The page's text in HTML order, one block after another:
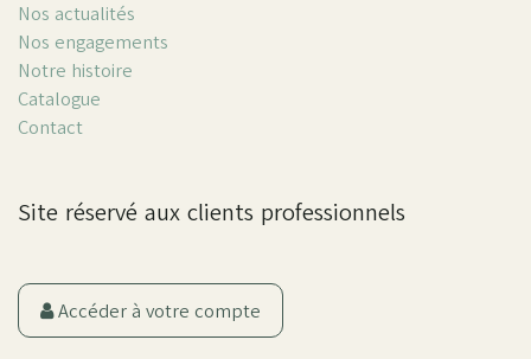
Nos actualités
Nos engagements
Notre histoire
Catalogue
Contact
Site réservé aux clients professionnels
Accéder à votre compte